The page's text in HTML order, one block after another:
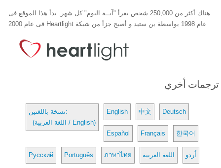
هناك أكثر من 250,000 شخص يقرأ "آيــة اليوم" كل شهر. بدأ هذا الموقع فى
عام 1998 بواسطة بن ستيد و أصبح جزأ من شبكة Heartlight فى عام 2000
ترجمات أخري
نسخة باللغتين:
(اللغة العربية / English)
English 中文 Deutsch
Español Français 한국어
Русский Português ภาษาไทย اللغة العربية اُردو